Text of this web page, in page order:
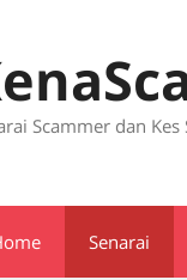
Scammer dan Kes
Senarai